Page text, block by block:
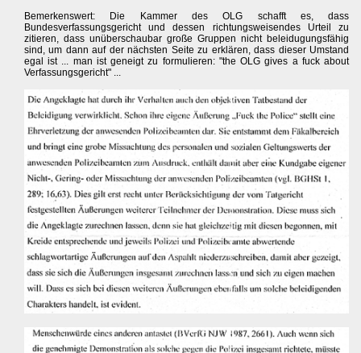
Bemerkenswert: Die Kammer des OLG schafft es, dass
Bundesverfassungsgericht und dessen richtungsweisendes Urteil zu
zitieren, dass unüberschaubar große Gruppen nicht beleidugungsfähig
sind, um dann auf der nächsten Seite zu erklären, dass dieser Umstand
egal ist ... man ist geneigt zu formulieren: "the OLG gives a fuck about
Verfassungsgericht" ...